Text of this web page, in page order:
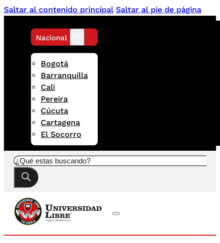
Saltar al contenido principal Saltar al pie de página
Nacional
Bogotá
Barranquilla
Cali
Pereira
Cúcuta
Cartagena
El Socorro
Buscar